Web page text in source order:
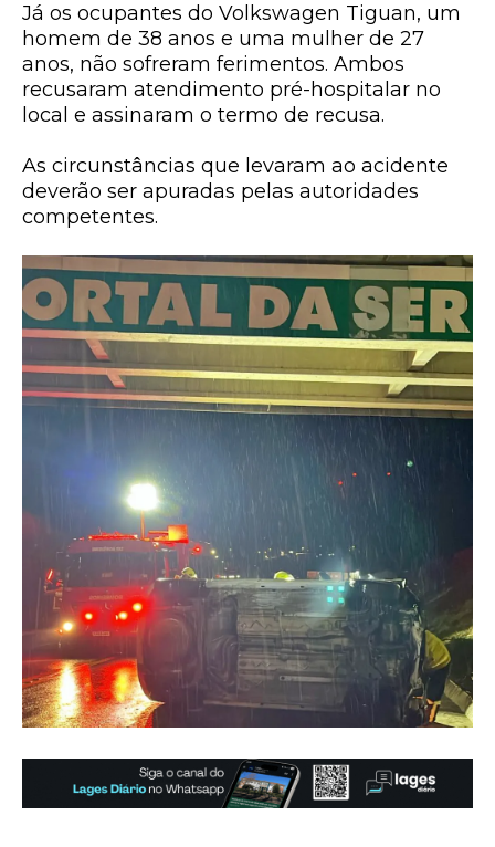
Já os ocupantes do Volkswagen Tiguan, um
homem de 38 anos e uma mulher de 27
anos, não sofreram ferimentos. Ambos
recusaram atendimento pré-hospitalar no
local e assinaram o termo de recusa.
As circunstâncias que levaram ao acidente
deverão ser apuradas pelas autoridades
competentes.